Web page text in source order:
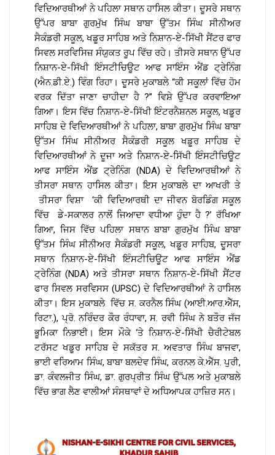
ਵਿਦਿਆਰਥੀਆਂ ਨੇ ਪਹਿਲਾ ਸਥਾਨ ਹਾਸਿਲ ਕੀਤਾ। ਦੂਸਰੇ ਸਥਾਨ
ਉੱਪਰ ਬਾਬਾ ਗੁਰਮੁੱਖ ਸਿੰਘ ਬਾਬਾ ਉੱਤਮ ਸਿੰਘ ਸੀਨੀਅਰ
ਸੈਕੰਡਰੀ ਸਕੂਲ, ਖਡੂਰ ਸਾਹਿਬ ਅਤੇ ਨਿਸ਼ਾਨ-ਏ-ਸਿੱਖੀ ਸੈਂਟਰ ਫਾਰ
ਸਿਵਲ ਸਰਵਿਸਿਜ਼ ਸੰਯੁਕਤ ਰੂਪ ਵਿੱਚ ਰਹੇ। ਤੀਸਰੇ ਸਥਾਨ ਉੱਪਰ
ਨਿਸ਼ਾਨ-ਏ-ਸਿੱਖੀ ਇੰਸਟੀਚਿਊਟ ਆਫ ਸਾਇੰਸ ਐਂਡ ਟ੍ਰੇਨਿੰਗ
(ਐਨ.ਡੀ.ਏ.) ਵਿੰਗ ਰਿਹਾ। ਦੂਸਰੇ ਮੁਕਾਬਲੇ “ਕੀ ਸਕੂਲਾਂ ਵਿੱਚ ਹੋਮ
ਵਰਕ ਦਿੱਤਾ ਜਾਣਾ ਚਾਹੀਦਾ ਹੈ ?” ਵਿਸ਼ੇ ਉੱਪਰ ਕਰਵਾਇਆ
ਗਿਆ। ਇਸ ਵਿੱਚ ਨਿਸ਼ਾਨ-ਏ-ਸਿੱਖੀ ਇੰਟਰਨੈਸ਼ਨਲ ਸਕੂਲ, ਖਡੂਰ
ਸਾਹਿਬ ਦੇ ਵਿਦਿਆਰਥੀਆਂ ਨੇ ਪਹਿਲਾ, ਬਾਬਾ ਗੁਰਮੁੱਖ ਸਿੰਘ ਬਾਬਾ
ਉੱਤਮ ਸਿੰਘ ਸੀਨੀਅਰ ਸੈਕੰਡਰੀ ਸਕੂਲ ਖਡੂਰ ਸਾਹਿਬ ਦੇ
ਵਿਦਿਆਰਥੀਆਂ ਨੇ ਦੂਜਾ ਅਤੇ ਨਿਸ਼ਾਨ-ਏ-ਸਿੱਖੀ ਇੰਸਟੀਚਿਊਟ
ਆਫ ਸਾਇੰਸ ਐਂਡ ਟ੍ਰੇਨਿੰਗ (NDA) ਦੇ ਵਿਦਿਆਰਥੀਆਂ ਨੇ
ਤੀਸਰਾ ਸਥਾਨ ਹਾਸਿਲ ਕੀਤਾ। ਇਸ ਮੁਕਾਬਲੇ ਦਾ ਆਖਰੀ ਤੇ
ਤੀਸਰਾ ਵਿਸ਼ਾ ‘ਕੀ ਵਿਦਿਆਰਥੀ ਦਾ ਜੀਵਨ ਬੋਰਡਿੰਗ ਸਕੂਲ
ਵਿੱਚ ਡੇ-ਸਕਾਲਰ ਨਾਲੋਂ ਜਿਆਦਾ ਵਧੀਆ ਹੁੰਦਾ ਹੈ ?’ ਰੱਖਿਆ
ਗਿਆ, ਜਿਸ ਵਿੱਚ ਪਹਿਲਾ ਸਥਾਨ ਬਾਬਾ ਗੁਰਮੁੱਖ ਸਿੰਘ ਬਾਬਾ
ਉੱਤਮ ਸਿੰਘ ਸੀਨੀਅਰ ਸੈਕੰਡਰੀ ਸਕੂਲ, ਖਡੂਰ ਸਾਹਿਬ, ਦੂਸਰਾ
ਸਥਾਨ ਨਿਸ਼ਾਨ-ਏ-ਸਿੱਖੀ ਇੰਸਟੀਚਿਊਟ ਆਫ ਸਾਇੰਸ ਐਂਡ
ਟ੍ਰੇਨਿੰਗ (NDA) ਅਤੇ ਤੀਸਰਾ ਸਥਾਨ ਨਿਸ਼ਾਨ-ਏ-ਸਿੱਖੀ ਸੈਂਟਰ
ਫਾਰ ਸਿਵਲ ਸਰਵਿਸਸ (UPSC) ਦੇ ਵਿਦਿਆਰਥੀਆਂ ਨੇ ਹਾਸਿਲ
ਕੀਤਾ। ਇਸ ਮੁਕਾਬਲੇ ਵਿੱਚ ਸ. ਕਰਨੈਲ ਸਿੰਘ (ਆਈ.ਆਰ.ਐੱਸ,
ਰਿਟਾ.), ਪ੍ਰੋ. ਨਰਿੰਦਰ ਕੌਰ ਰੰਧਾਵਾ, ਸ. ਰਵੀ ਸਿੰਘ ਨੇ ਬਤੌਰ ਜੱਜ
ਭੂਮਿਕਾ ਨਿਭਾਈ। ਇਸ ਮੌਕੇ ‘ਤੇ ਨਿਸ਼ਾਨ-ਏ-ਸਿੱਖੀ ਚੈਰੀਟੇਬਲ
ਟਰੱਸਟ ਖਡੂਰ ਸਾਹਿਬ ਦੇ ਸਕੱਤਰ ਸ. ਅਵਤਾਰ ਸਿੰਘ ਬਾਜਵਾ,
ਭਾਈ ਵਰਿਆਮ ਸਿੰਘ, ਬਾਬਾ ਬਲਦੇਵ ਸਿੰਘ, ਕਰਨਲ ਕੇ.ਐੱਸ. ਪੁਰੀ,
ਡਾ. ਕੰਵਲਜੀਤ ਸਿੰਘ, ਡਾ. ਗੁਰਪ੍ਰੀਤ ਸਿੰਘ ਉੱਪਲ ਅਤੇ ਮੁਕਾਬਲੇ
ਵਿੱਚ ਭਾਗ ਲੈਣ ਵਾਲੀਆਂ ਸੰਸਥਾਵਾਂ ਦੇ ਅਧਿਆਪਕ ਹਾਜ਼ਿਰ ਸਨ।